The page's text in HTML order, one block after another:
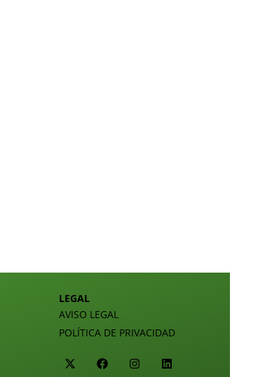
LEGAL
AVISO LEGAL
POLÍTICA DE PRIVACIDAD